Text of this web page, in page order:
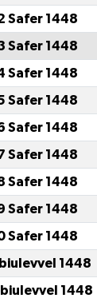
Safer 1448
Safer 1448
Safer 1448
Safer 1448
Safer 1448
Safer 1448
Safer 1448
Safer 1448
Safer 1448
1448
1448